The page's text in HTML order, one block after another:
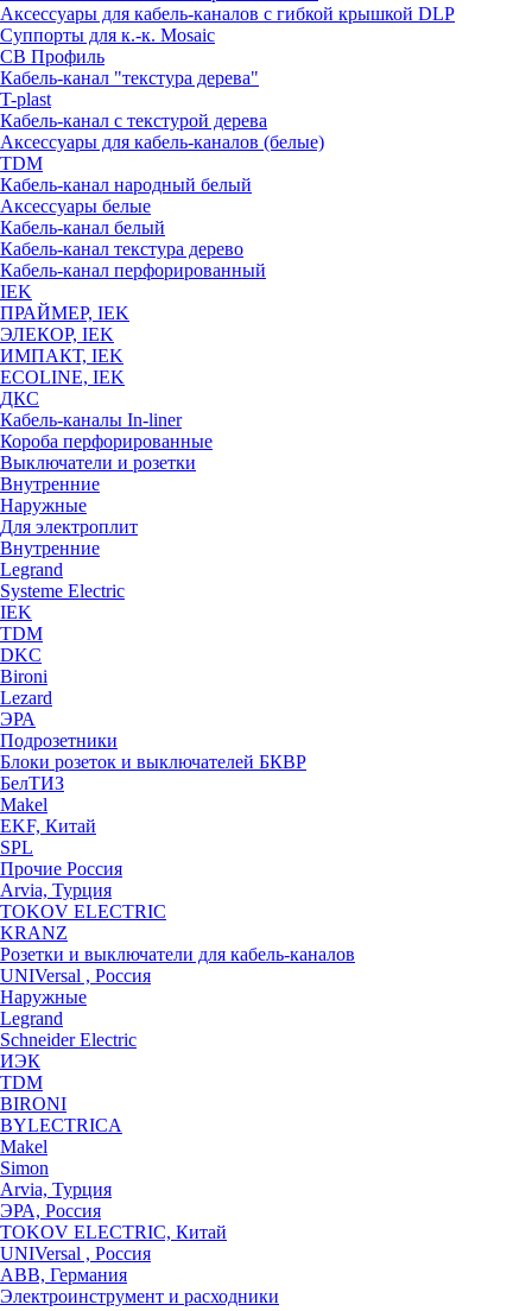
Аксессуары для кабель-каналов с гибкой крышкой DLP
Суппорты для к.-к. Mosaic
СВ Профиль
Кабель-канал "текстура дерева"
T-plast
Кабель-канал с текстурой дерева
Аксессуары для кабель-каналов (белые)
TDM
Кабель-канал народный белый
Аксессуары белые
Кабель-канал белый
Кабель-канал текстура дерево
Кабель-канал перфорированный
IEK
ПРАЙМЕР, IEK
ЭЛЕКОР, IEK
ИМПАКТ, IEK
ECOLINE, IEK
ДКС
Кабель-каналы In-liner
Короба перфорированные
Выключатели и розетки
Внутренние
Наружные
Для электроплит
Внутренние
Legrand
Systeme Electric
IEK
TDM
DKC
Bironi
Lezard
ЭРА
Подрозетники
Блоки розеток и выключателей БКВР
БелТИЗ
Makel
EKF, Китай
SPL
Прочие Россия
Arvia, Турция
TOKOV ELECTRIC
KRANZ
Розетки и выключатели для кабель-каналов
UNIVersal , Россия
Наружные
Legrand
Schneider Electric
ИЭК
TDM
BIRONI
BYLECTRICA
Makel
Simon
Arvia, Турция
ЭРА, Россия
TOKOV ELECTRIC, Китай
UNIVersal , Россия
ABB, Германия
Электроинструмент и расходники